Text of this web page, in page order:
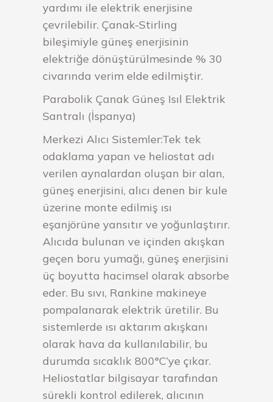
yardımı ile elektrik enerjisine
çevrilebilir. Çanak-Stirling
bileşimiyle güneş enerjisinin
elektriğe dönüştürülmesinde % 30
civarında verim elde edilmiştir.
Parabolik Çanak Güneş Isıl Elektrik
Santralı (İspanya)
Merkezi Alıcı Sistemler:Tek tek
odaklama yapan ve heliostat adı
verilen aynalardan oluşan bir alan,
güneş enerjisini, alıcı denen bir kule
üzerine monte edilmiş ısı
eşanjörüne yansıtır ve yoğunlaştırır.
Alıcıda bulunan ve içinden akışkan
geçen boru yumağı, güneş enerjisini
üç boyutta hacimsel olarak absorbe
eder. Bu sıvı, Rankine makineye
pompalanarak elektrik üretilir. Bu
sistemlerde ısı aktarım akışkanı
olarak hava da kullanılabilir, bu
durumda sıcaklık 800°C’ye çıkar.
Heliostatlar bilgisayar tarafından
sürekli kontrol edilerek, alıcının